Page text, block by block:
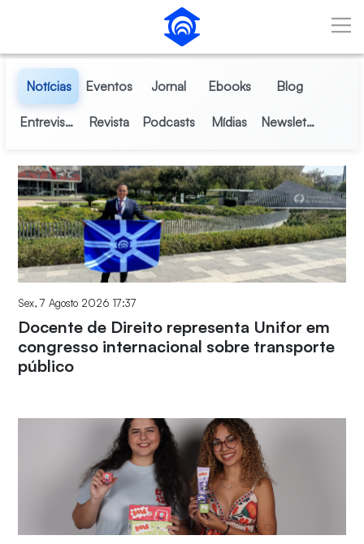
Notícias Eventos Jornal Ebooks Blog
Entrevistas Revista Podcasts Mídias Newsletter
Sex, 7 Agosto 2026 17:37
Docente de Direito representa Unifor em
congresso internacional sobre transporte
público